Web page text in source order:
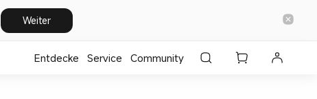
Weiter
Entdecke ⁣Service Community